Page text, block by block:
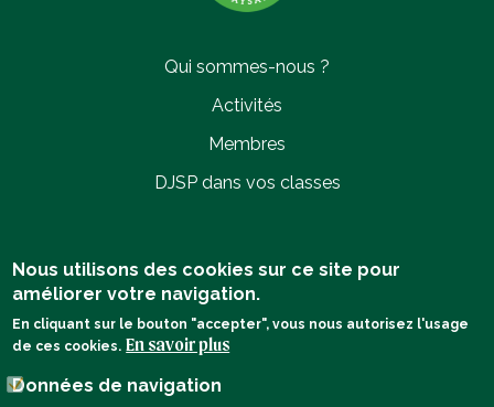
2017 INNOVATION ENVIRONNEMENTALE
ISABELLE CHAZELLE
Qui sommes-nous ?
Activités
Membres
DJSP dans vos classes
Politique de confidentialité
Mentions légales
Nous utilisons des cookies sur ce site pour
améliorer votre navigation.
En cliquant sur le bouton "accepter", vous nous autorisez l'usage
de ces cookies. En savoir plus
Données de navigation